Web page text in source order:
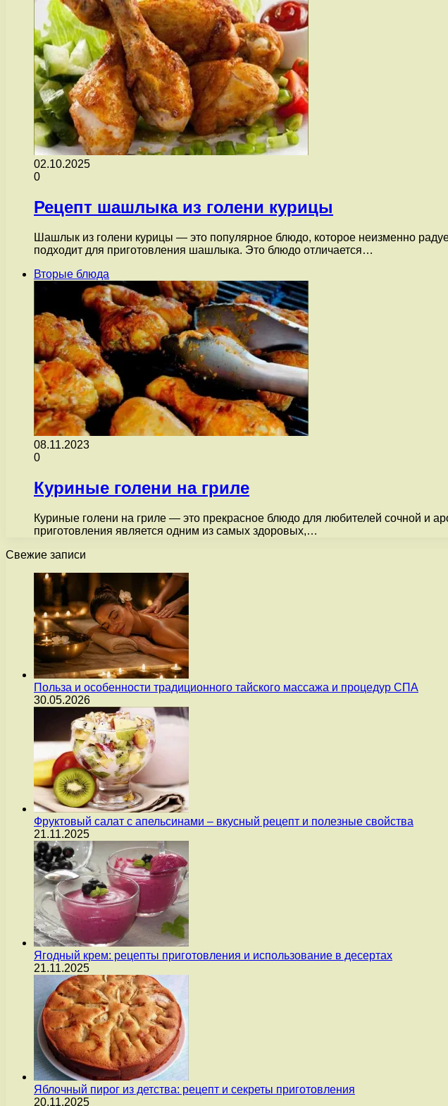
02.10.2025
0
Рецепт шашлыка из голени курицы
Шашлык из голени курицы — это популярное блюдо, которое неизменно
подходит для приготовления шашлыка. Это блюдо отличается…
Вторые блюда
08.11.2023
0
Куриные голени на гриле
Куриные голени на гриле — это прекрасное блюдо для любителей сочной и
приготовления является одним из самых здоровых,…
Свежие записи
Польза и особенности традиционного тайского массажа и процедур СПА
30.05.2026
Фруктовый салат с апельсинами – вкусный рецепт и полезные свойства
21.11.2025
Ягодный крем: рецепты приготовления и использование в десертах
21.11.2025
Яблочный пирог из детства: рецепт и секреты приготовления
20.11.2025